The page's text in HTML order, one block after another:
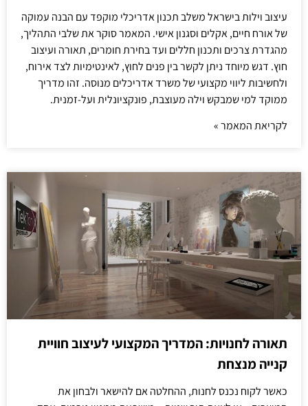
עיצוב וילות בישראל משלב תכנון אדריכלי מוקפד עם הבנה עמוקה
של אורח חיים, אקלים וסגנון אישי. המאמר סוקר את שלבי התהליך,
מהגדרת צרכים ותכנון חללים ועד בחירת חומרים, תאורה ועיצוב
חוץ. דגש מיוחד ניתן לקשר בין פנים לחוץ, לאינטימיות לצד אירוח,
ולחשיבות ליווי מקצועי של משרד אדריכלים מנוסה. זהו מדריך
ממוקד למי שמבקש וילה מעוצבת, פונקציונלית ועל-זמנית.
לקריאת המאמר »
תאורה לחנויות: המדריך המקצועי לעיצוב חוויית
קנייה מנצחת
כאשר לקוח נכנס לחנות, ההחלטה אם להישאר ולבחון את